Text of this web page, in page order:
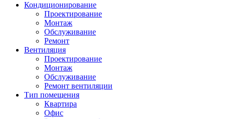
Кондиционирование
Проектирование
Монтаж
Обслуживание
Ремонт
Вентиляция
Проектирование
Монтаж
Обслуживание
Ремонт вентиляции
Тип помещения
Квартира
Офис